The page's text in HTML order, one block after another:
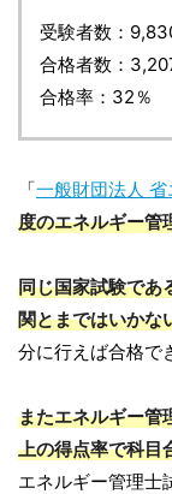
受験者数：
合格者数：
合格率：32％
「一般財団法人
度のエネルギー管
同じ国家試験であ
関とまではいかな
分に行えば合格で
またエネルギー管
上の得点率で科目
エネルギー管理士